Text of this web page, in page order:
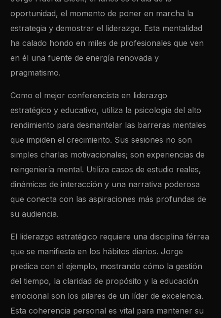
oportunidad, el momento de poner en marcha la
estrategia y demostrar el liderazgo. Esta mentalidad
ha calado hondo en miles de profesionales que ven
en él una fuente de energía renovada y
pragmatismo.
Como el mejor conferencista en liderazgo
estratégico y educativo, utiliza la psicología del alto
rendimiento para desmantelar las barreras mentales
que impiden el crecimiento. Sus sesiones no son
simples charlas motivacionales; son experiencias de
reingeniería mental. Utiliza casos de estudio reales,
dinámicas de interacción y una narrativa poderosa
que conecta con las aspiraciones más profundas de
su audiencia.
El liderazgo estratégico requiere una disciplina férrea
que se manifiesta en los hábitos diarios. Jorge
predica con el ejemplo, mostrando cómo la gestión
del tiempo, la claridad de propósito y la educación
emocional son los pilares de un líder de excelencia.
Esta coherencia personal es vital para mantener su